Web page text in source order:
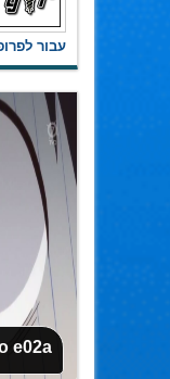
עבור
e02a